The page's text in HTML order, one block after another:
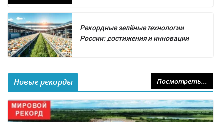
Рекордные зелёные технологии
России: достижения и инновации
Новые рекорды Посмотреть...